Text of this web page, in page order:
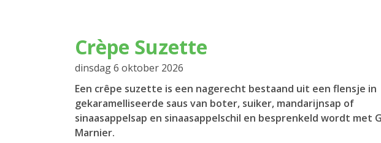
Crèpe Suzette
dinsdag 6 oktober 2026
Een crêpe suzette is een nagerecht bestaand uit een flensje in
gekaramelliseerde saus van boter, suiker, mandarijnsap of
sinaasappelsap en sinaasappelschil en besprenkeld wordt met
Marnier.